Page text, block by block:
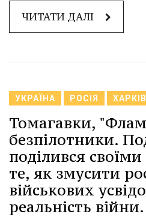
ЧИТАТИ ДАЛІ
УКРАЇНА РОСІЯ ХАРКІВ
Томагавки,
безпілотники.
поділився
те, як змусити
військових
реальність війни.